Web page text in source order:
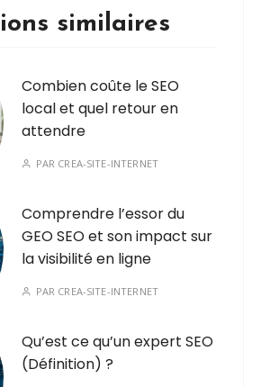
similaires
Combien coûte le SEO
local et quel retour en
attendre
PAR CREA-SITE-INTERNET
Comprendre l’essor du
GEO SEO et son impact sur
la visibilité en ligne
PAR CREA-SITE-INTERNET
Qu’est ce qu’un expert SEO
(Définition) ?